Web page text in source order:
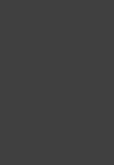
que les haya